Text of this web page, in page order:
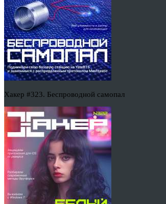
Хакер #323. Беспроводной самопал